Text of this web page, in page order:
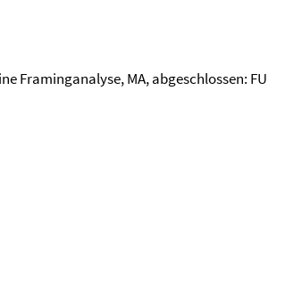
Framinganalyse, MA, abgeschlossen: FU